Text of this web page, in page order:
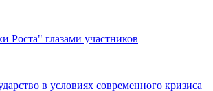
Роста" глазами участников
в условиях современного кризиса